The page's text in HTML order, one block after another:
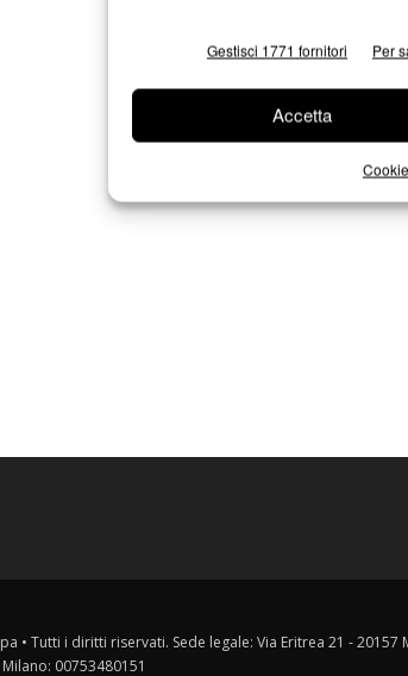
Gestisci 1771 fornitori Per
Accetta
• Tutti i diritti riservati. Sede legale: Via Eritrea 21 -
00753480151